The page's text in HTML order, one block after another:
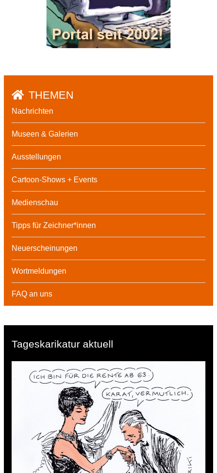
THEMEN
Nachrichten
Museen & Galerien
Ausstellungen
Cartoon-Shows + Events
Medienschau
Tipps für Zeichner*innen
Neuerscheinungen
Wortmeldungen
FAQ an uns
Tageskarikatur aktuell